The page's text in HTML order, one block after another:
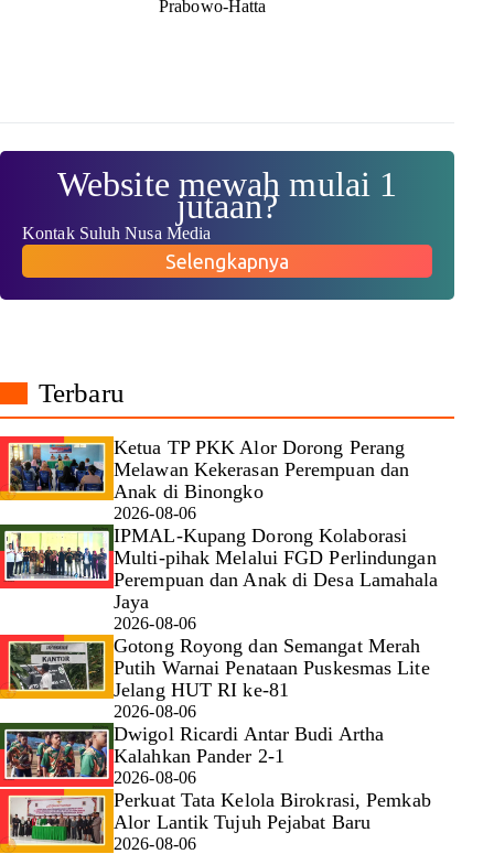
Prabowo-Hatta
Website mewah mulai 1
jutaan?
Kontak Suluh Nusa Media
Selengkapnya
Terbaru
Ketua TP PKK Alor Dorong Perang
Melawan Kekerasan Perempuan dan
Anak di Binongko
2026-08-06
IPMAL-Kupang Dorong Kolaborasi
Multi-pihak Melalui FGD Perlindungan
Perempuan dan Anak di Desa Lamahala
Jaya
2026-08-06
Gotong Royong dan Semangat Merah
Putih Warnai Penataan Puskesmas Lite
Jelang HUT RI ke-81
2026-08-06
Dwigol Ricardi Antar Budi Artha
Kalahkan Pander 2-1
2026-08-06
Perkuat Tata Kelola Birokrasi, Pemkab
Alor Lantik Tujuh Pejabat Baru
2026-08-06